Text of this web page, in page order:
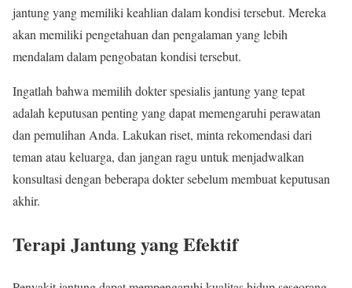
jantung yang memiliki keahlian dalam kondisi tersebut. Mereka
akan memiliki pengetahuan dan pengalaman yang lebih
mendalam dalam pengobatan kondisi tersebut.
Ingatlah bahwa memilih dokter spesialis jantung yang tepat
adalah keputusan penting yang dapat memengaruhi perawatan
dan pemulihan Anda. Lakukan riset, minta rekomendasi dari
teman atau keluarga, dan jangan ragu untuk menjadwalkan
konsultasi dengan beberapa dokter sebelum membuat keputusan
akhir.
Terapi Jantung yang Efektif